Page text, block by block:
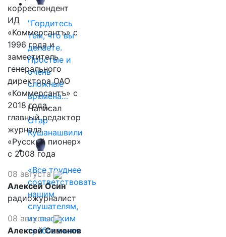
"Гордитесь
тем, что вы
делаете.
Простые и
очень
сложные
времена…
Написал
Отар
Кушанашвили
«Все труднее
соответствовать
нашим
слушателям,
их высоким
требованиям
корреспондент
ИД
«Коммерсантъ» с
1996 года и
заместитель
генерального
директора ОАО
«Коммерсантъ» с
2018 года,
главный редактор
журнала
«Русский пионер»
с 2008 года
08 августа
Алексей Осин
радиожурналист
08 августа
Алексей Симонов